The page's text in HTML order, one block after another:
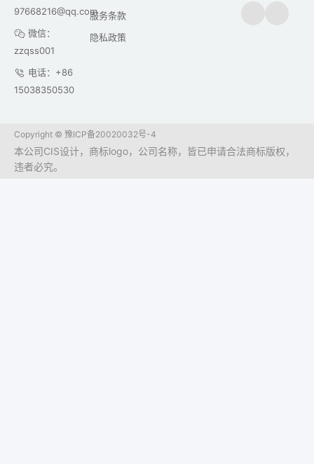
97668216@qq.com
微信：
zzqss001
电话：+86
15038350530
服务条款
隐私政策
Copyright © 豫ICP备20020032号-4
本公司CIS设计，商标logo，公司名称，皆已申请合法商标版权，
违者必究。